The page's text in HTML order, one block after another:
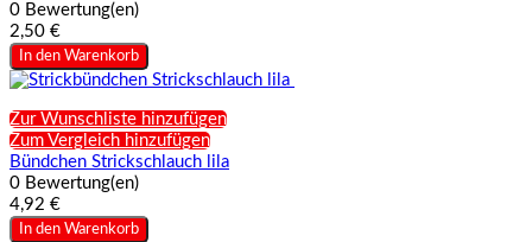
0 Bewertung(en)
2,50 €
In den Warenkorb
Zur Wunschliste hinzufügen
Zum Vergleich hinzufügen
Bündchen Strickschlauch lila
0 Bewertung(en)
4,92 €
In den Warenkorb